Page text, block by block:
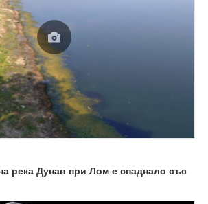
река Дунав при Лом е спаднало със